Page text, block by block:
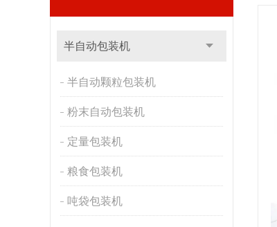
半自动包装机
半自动颗粒包装机
粉末自动包装机
定量包装机
粮食包装机
吨袋包装机